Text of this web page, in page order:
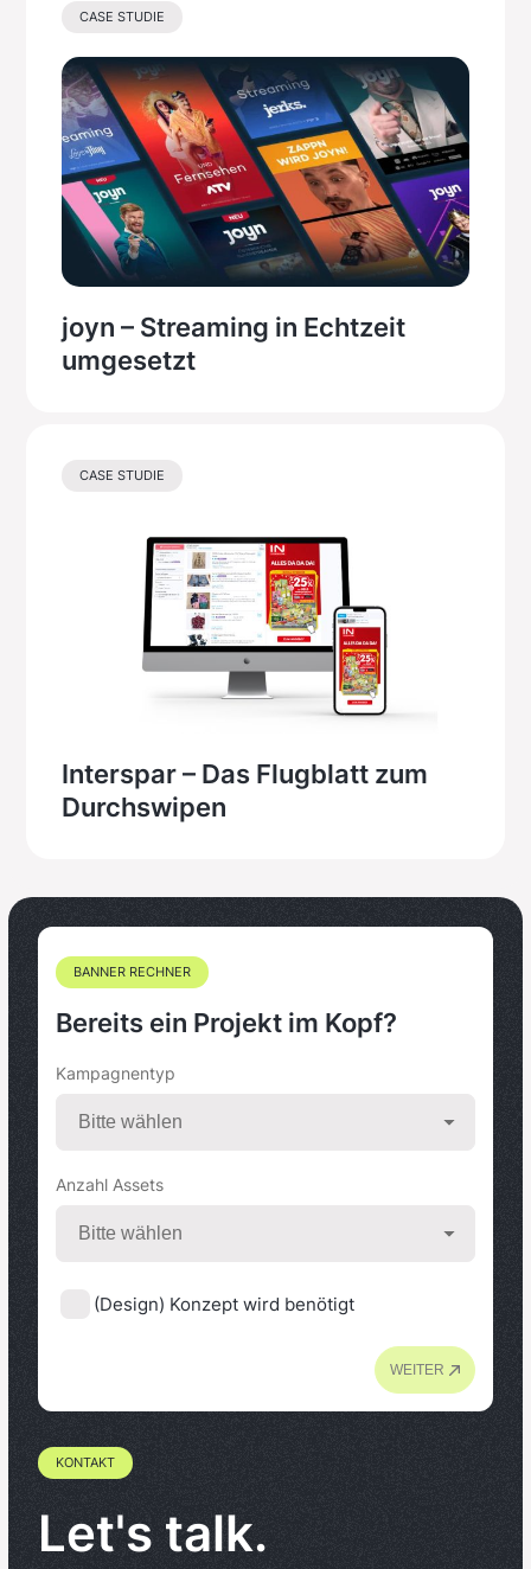
CASE STUDIE
joyn – Streaming in Echtzeit
umgesetzt
CASE STUDIE
Interspar – Das Flugblatt zum
Durchswipen
BANNER RECHNER
Bereits ein Projekt im Kopf?
Kampagnentyp
Anzahl Assets
(Design) Konzept wird benötigt
WEITER
KONTAKT
Let's talk.